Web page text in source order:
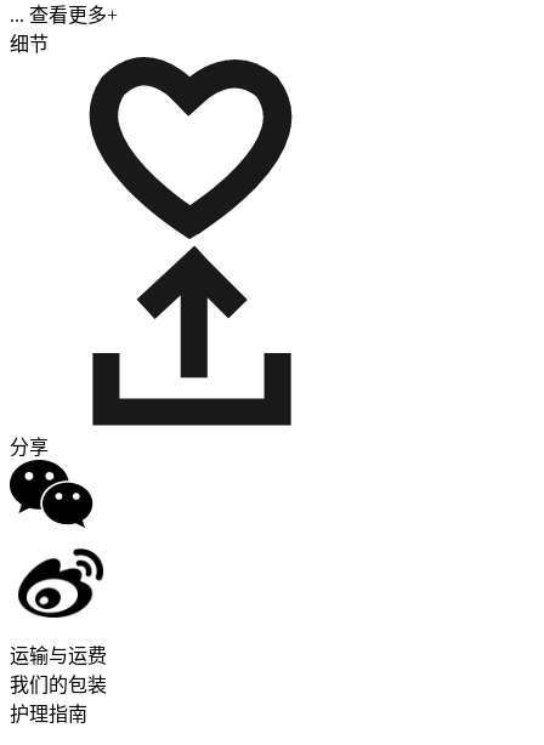
... 查看更多+
细节
分享
运输与运费
我们的包装
护理指南